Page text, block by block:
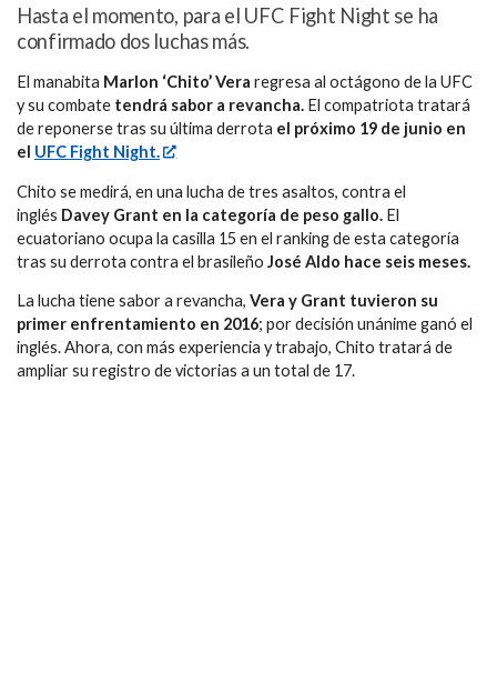
Hasta el momento, para el UFC Fight Night se ha
confirmado dos luchas más.
El manabita Marlon ‘Chito’ Vera regresa al octágono de la UFC
y su combate tendrá sabor a revancha. El compatriota tratará
de reponerse tras su última derrota el próximo 19 de junio en
el UFC Fight Night.
Chito se medirá, en una lucha de tres asaltos, contra el
inglés Davey Grant en la categoría de peso gallo. El
ecuatoriano ocupa la casilla 15 en el ranking de esta categoría
tras su derrota contra el brasileño José Aldo hace seis meses.
La lucha tiene sabor a revancha, Vera y Grant tuvieron su
primer enfrentamiento en 2016; por decisión unánime ganó el
inglés. Ahora, con más experiencia y trabajo, Chito tratará de
ampliar su registro de victorias a un total de 17.